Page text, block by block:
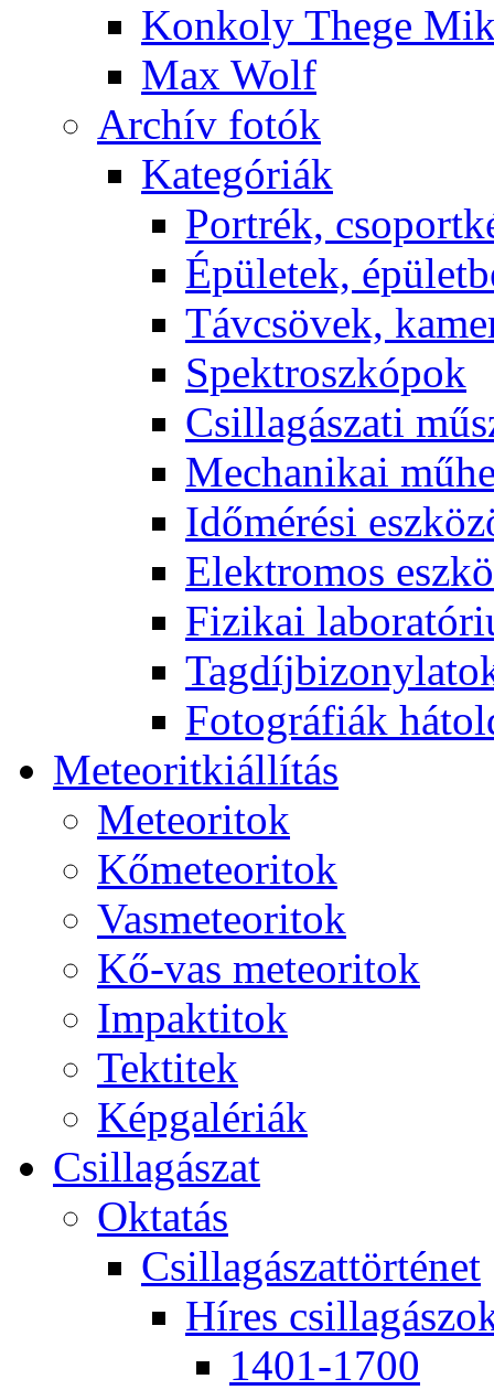
Kon­koly The­ge
Max Wolf
Ar­chív fo­tók
Ka­te­gó­ri­ák
Port­rék,
Épü­le­tek,
Táv­csö­vek,
Spekt­rosz­kó­pok
Csil­la­gá­sza­ti
Me­cha­ni­kai
Idő­mé­ré­si
Elekt­ro­mos
Fi­zi­kai
Fo­tog­rá­fi­ák
Me­te­o­rit­ki­ál­lí­tás
Me­te­o­ri­tok
Kő­me­te­o­ri­tok
Vas­me­te­o­ri­tok
Kő-vas me­te­o­ri­tok
Imp­ak­ti­tok
Tek­ti­tek
Kép­ga­lé­ri­ák
Csil­la­gá­szat
Ok­ta­tás
Csil­la­gá­szat­tör­té­net
Hí­res
1401-1700